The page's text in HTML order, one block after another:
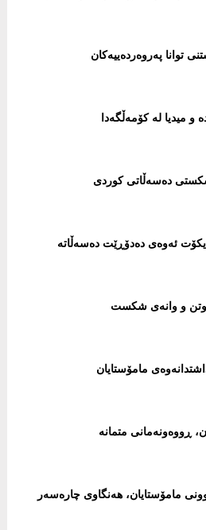
توانا پەروەردەییەکان
و میدیا لە کۆمەڵگەدا
دەسەڵاتی کوردی
ئەوەی دەدۆڕێت دەسەڵاتە
و وانەی شکست
مامۆستایان
ڕووەونەمانی متمانە
مامۆستایان، هەنگاوی چارەسەر